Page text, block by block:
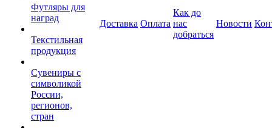
Футляры для
наград
Текстильная
продукция
Сувениры с
символикой
России,
регионов,
стран
Доставка Оплата
Как до
нас
добраться
Новости